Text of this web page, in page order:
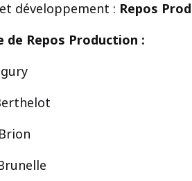
développement : Repos
de Repos Production :